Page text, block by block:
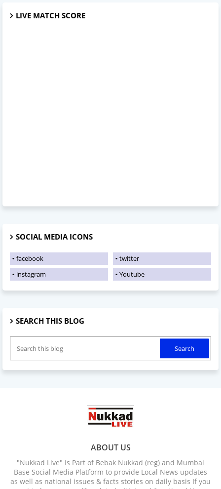
LIVE MATCH SCORE
SOCIAL MEDIA ICONS
facebook
twitter
instagram
Youtube
SEARCH THIS BLOG
ABOUT US
"Nukkad Live" Is Part of Bebak Nukkad (reg) and Mumbai
Base Social Media Platform to provide Local News updates
as well as national issues & facts stories on daily basis If you